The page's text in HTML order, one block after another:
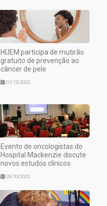
HUEM participa de mutirão
gratuito de prevenção ao
câncer de pele
01/12/2022
Evento de oncologistas do
Hospital Mackenzie discute
novos estudos clínicos
05/10/2022